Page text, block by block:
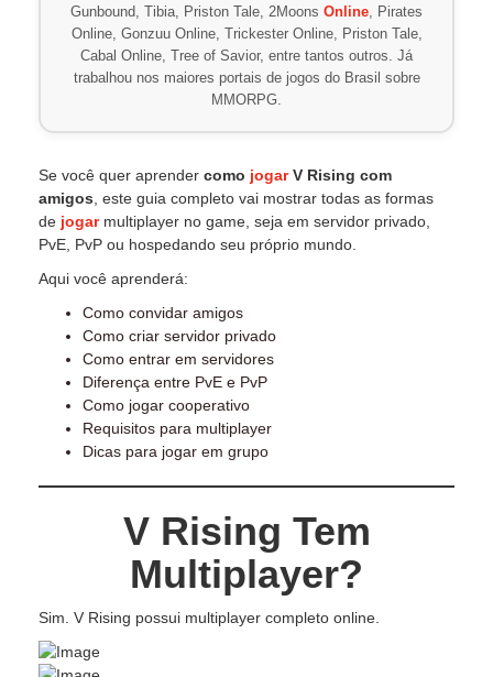
Gunbound, Tibia, Priston Tale, 2Moons Online, Pirates
Online, Gonzuu Online, Trickester Online, Priston Tale,
Cabal Online, Tree of Savior, entre tantos outros. Já
trabalhou nos maiores portais de jogos do Brasil sobre
MMORPG.
Se você quer aprender como jogarV Rising com
amigos , este guia completo vai mostrar todas as formas
de jogarmultiplayer no game, seja em servidor privado,
PvE, PvP ou hospedando seu próprio mundo.
Aqui você aprenderá:
Como convidar amigos
Como criar servidor privado
Como entrar em servidores
Diferença entre PvE e PvP
Como jogar cooperativo
Requisitos para multiplayer
Dicas para jogar em grupo
V Rising Tem
Multiplayer?
Sim. V Rising possui multiplayer completo online.